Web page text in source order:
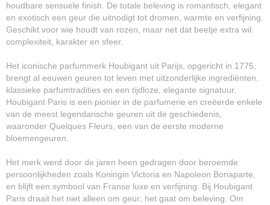
houdbare sensuele finish. De totale beleving is romantisch, elegant
en exotisch een geur die uitnodigt tot dromen, warmte en verfijning.
Geschikt voor wie houdt van rozen, maar net dat beetje extra wil:
complexiteit, karakter en sfeer.
Het iconische parfummerk Houbigant uit Parijs, opgericht in 1775,
brengt al eeuwen geuren tot leven met uitzonderlijke ingrediënten,
klassieke parfumtradities en een tijdloze, elegante signatuur.
Houbigant Paris is een pionier in de parfumerie en creëerde enkele
van de meest legendarische geuren uit de geschiedenis,
waaronder Quelques Fleurs, een van de eerste moderne
bloemengeuren.
Het merk werd door de jaren heen gedragen door beroemde
persoonlijkheden zoals Koningin Victoria en Napoleon Bonaparte,
en blijft een symbool van Franse luxe en verfijning. Bij Houbigant
Paris draait het niet alleen om geur; het gaat om beleving. Om